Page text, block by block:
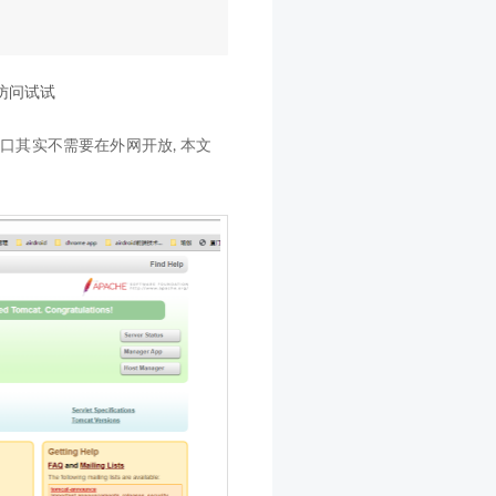
问试试
其实不需要在外网开放, 本文